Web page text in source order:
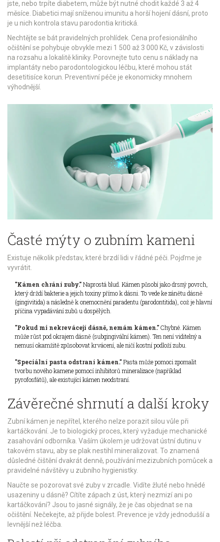
jste, nebo trpíte diabetem, může být nutné chodit každé 3 až 4
měsíce. Diabetici mají sníženou imunitu a horší hojení dásní, proto
je u nich kontrola stavu parodontia kritická.
Nechtějte se bát pravidelných prohlídek. Cena profesionálního
očištění se pohybuje obvykle mezi 1 500 až 3 000 Kč, v závislosti
na rozsahu a lokalitě kliniky. Porovnejte tuto cenu s náklady na
implantáty nebo parodontologickou léčbu, které mohou stát
desetitisíce korun. Preventivní péče je ekonomicky mnohem
výhodnější.
Časté mýty o zubním kameni
Existuje několik představ, které brzdí lidi v řádné péči. Pojďme je
vyvrátit.
"Kámen chrání zuby."Naprostá blud. Kámen působí jako drsný povrch,
který drždí bakterie a jejich toxiny přímo k dásni. To vede ke zánětu dásně
(gingivitida) a následně k onemocnění paradentu (parodontitida), což je hlavní
příčina vypadávání zubů u dospělých.
"Pokud mi nekrevácejí dásně, nemám kámen."Chybné. Kámen
může růst pod okrajem dásně (subgingivální kámen). Ten není viditelný a
nemusí okamžitě způsobovat krvácení, ale ničí kostní podloží zubu.
"Speciální pasta odstraní kámen."Pasta může pomoci zpomalit
tvorbu nového kamene pomocí inhibitorů mineralizace (například
pyrofosfátů), ale existující kámen neodstraní.
Závěrečné shrnutí a další kroky
Zubní kámen je nepřítel, kterého nelze porazit silou vůle při
kartáčkování. Je to biologický proces, který vyžaduje mechanické
zasahování odborníka. Vaším úkolem je udržovat ústní dutinu v
takovém stavu, aby se plak nestihl mineralizovat. To znamená
důsledné čištění dvakrát denně, používání mezizubních pomůcek a
pravidelné návštěvy u zubního hygienistky.
Naučte se pozorovat své zuby v zrcadle. Vidíte žluté nebo hnědé
usazeniny u dásně? Cítíte zápach z úst, který nezmizí ani po
kartáčkování? Jsou to jasné signály, že je čas objednat se na
očištění. Nečekejte, až přijde bolest. Prevence je vždy jednodušší a
levnější než léčba.